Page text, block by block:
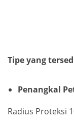
Tipe yang
Penangkal
Radius Proteksi